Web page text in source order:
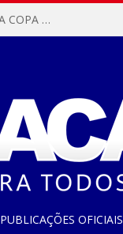
MARACANÃ SAI NA FRENTE NA DISPUTA PELO TÍTULO DA COPA PARÁ SUB-17!
PUBLICAÇÕES OFICIAIS